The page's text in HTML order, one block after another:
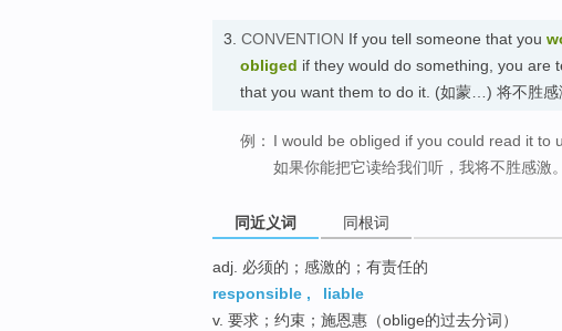
3. CONVENTION If you tell someone that you
obliged if they would do something, you are
that you want them to do it. (如蒙…) 将不胜感
例： I would be obliged if you could read it to
如果你能把它读给我们听，我将不胜感激。
同近义词 同根词
adj. 必须的；感激的；有责任的
responsible ,
liable
v. 要求；约束；施恩惠（oblige的过去分词）